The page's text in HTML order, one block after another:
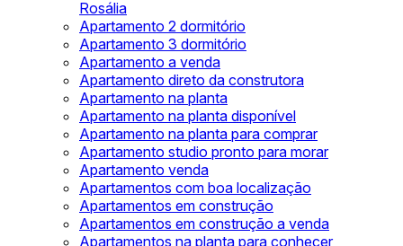
Rosália
Apartamento 2 dormitório
Apartamento 3 dormitório
Apartamento a venda
Apartamento direto da construtora
Apartamento na planta
Apartamento na planta disponível
Apartamento na planta para comprar
Apartamento studio pronto para morar
Apartamento venda
Apartamentos com boa localização
Apartamentos em construção
Apartamentos em construção a venda
Apartamentos na planta para conhecer